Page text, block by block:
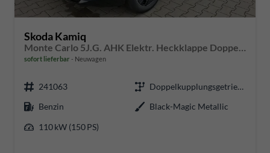
Skoda Kamiq
Monte Carlo 5J.G. AHK Elektr. Heckklappe Doppelter Ladeboden Klimaauto Virt.Cockpit Matrix Kessy PDC v+h
sofort lieferbar Neuwagen
241063
Doppelkupplungsgetriebe (DSG)
Benzin
Black-Magic Metallic
110 kW (150 PS)